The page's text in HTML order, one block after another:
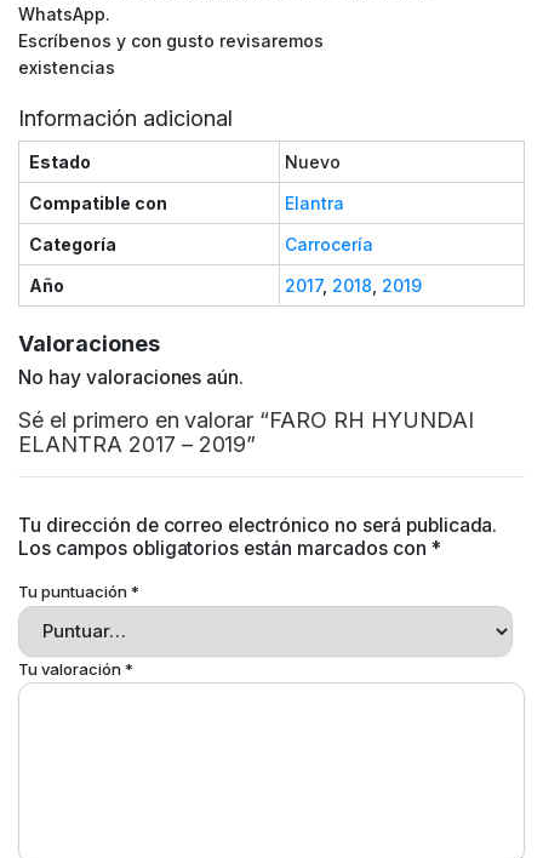
WhatsApp.
Escríbenos y con gusto revisaremos
existencias
Información adicional
Estado
Nuevo
Compatible con
Elantra
Categoría
Carrocería
Año
2017, 2018, 2019
Valoraciones
No hay valoraciones aún.
Sé el primero en valorar “FARO RH HYUNDAI
ELANTRA 2017 – 2019”
Tu dirección de correo electrónico no será publicada.
Los campos obligatorios están marcados con *
Tu puntuación*
Tu valoración*